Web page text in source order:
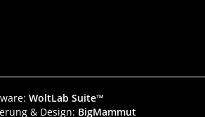
WoltLab Suite™
& Design: BigMammut